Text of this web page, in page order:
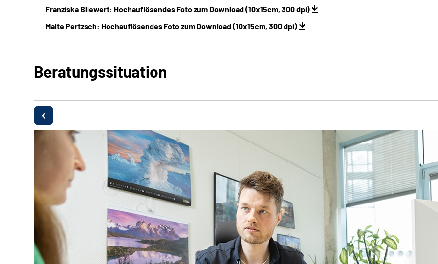
Franziska Bliewert: Hochauflösendes Foto zum Download (10x15cm, 300 dpi)
Malte Pertzsch: Hochauflösendes Foto zum Download (10x15cm, 300 dpi)
Beratungssituation